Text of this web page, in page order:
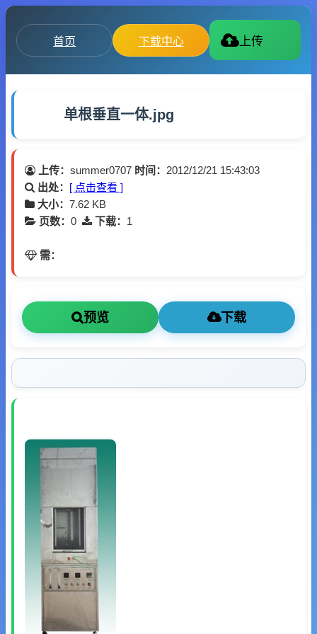
首页 下载中心 上传
单根垂直一体.jpg
上传： summer0707 时间： 2012/12/21 15:43:03
出处： [ 点击查看 ]
大小： 7.62 KB
页数： 0 下载： 1
需：
预览 下载